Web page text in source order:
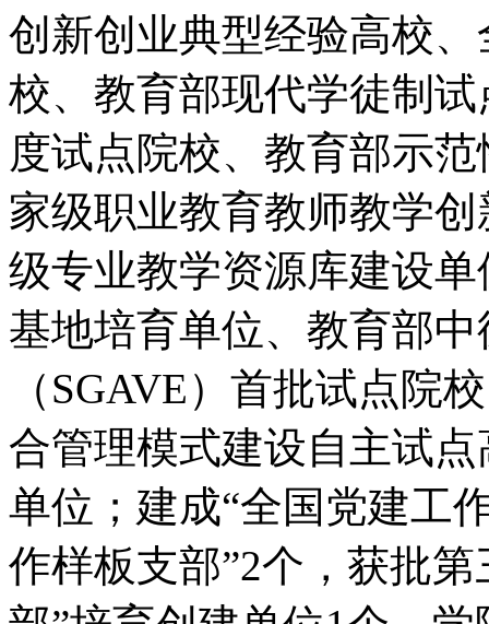
创新创业典型经验高校
校、教育部现代学徒制
度试点院校、教育部示
家级职业教育教师教学
级专业教学资源库建设
基地培育单位、教育部
（SGAVE）首批试点院
合管理模式建设自主试
单位；建成“全国党建工
作样板支部”2个，获批